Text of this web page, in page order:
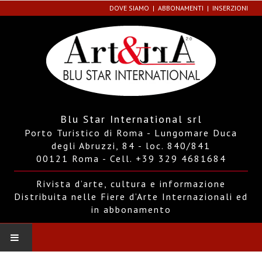
DOVE SIAMO ABBONAMENTI INSERZIONI
Blu Star International srl
Porto Turistico di Roma - Lungomare Duca
degli Abruzzi, 84 - loc. 840/841
00121 Roma - Cell. +39 329 4681684
Rivista d’arte, cultura e informazione
Distribuita nelle Fiere d’Arte Internazionali ed
in abbonamento